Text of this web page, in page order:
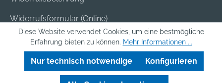
Widerrufsformular (Online)
Versand & Bezahlung
Batterieentsorgung
Diese Website verwendet Cookies, um eine bestmögliche
Erfahrung bieten zu können. Mehr Informationen ...
Nur technisch notwendige Konfigurieren